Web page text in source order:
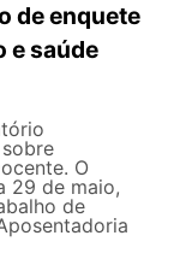
de enquete
e saúde
O
29 de maio,
de